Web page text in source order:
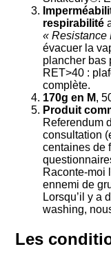
respirabilité
« Resistance
évacuer la
plancher bas
RET>40 :
complète.
170g en M,
Produit
Referendum
consultation
centaines de
Raconte-moi
ennemi de
Lorsqu’il y a
washing,
Les